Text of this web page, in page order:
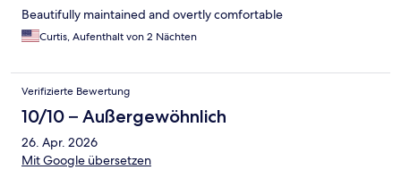
Beautifully maintained and overtly comfortable
Curtis, Aufenthalt von 2 Nächten
Verifizierte Bewertung
10/10 – Außergewöhnlich
26. Apr. 2026
Mit Google übersetzen